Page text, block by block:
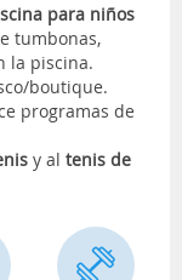
para niños
tumbonas,
la piscina.
boutique.
programas de
y al tenis de